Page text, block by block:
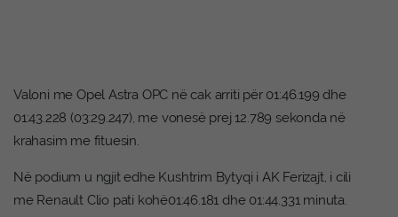
Valoni me Opel Astra OPC në cak arriti për 01:46.199 dhe
01:43.228 (03:29.247), me vonesë prej 12.789 sekonda në
krahasim me fituesin.
Në podium u ngjit edhe Kushtrim Bytyqi i AK Ferizajt, i cili
me Renault Clio pati kohë01:46.181 dhe 01:44.331 minuta.